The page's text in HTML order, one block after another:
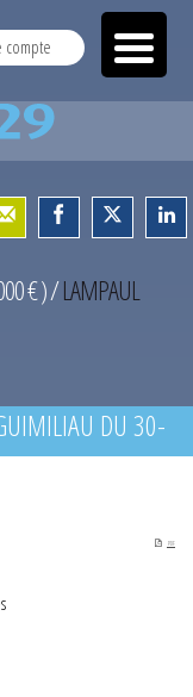
compte
€ )/LAMPAUL
DU 30-
PDF